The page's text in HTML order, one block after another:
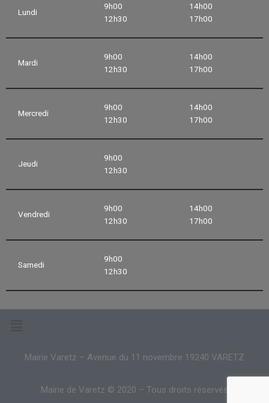
Lundi
9h00
12h30
14h00
17h00
Mardi
9h00
12h30
14h00
17h00
Mercredi
9h00
12h30
14h00
17h00
Jeudi
9h00
12h30
Vendredi
9h00
12h30
14h00
17h00
Samedi
9h00
12h30
Mairie Varetz – Avenue du 11 novembre 19240 VARETZ
Mairie de Varetz © 2020 – Tous droits réservés